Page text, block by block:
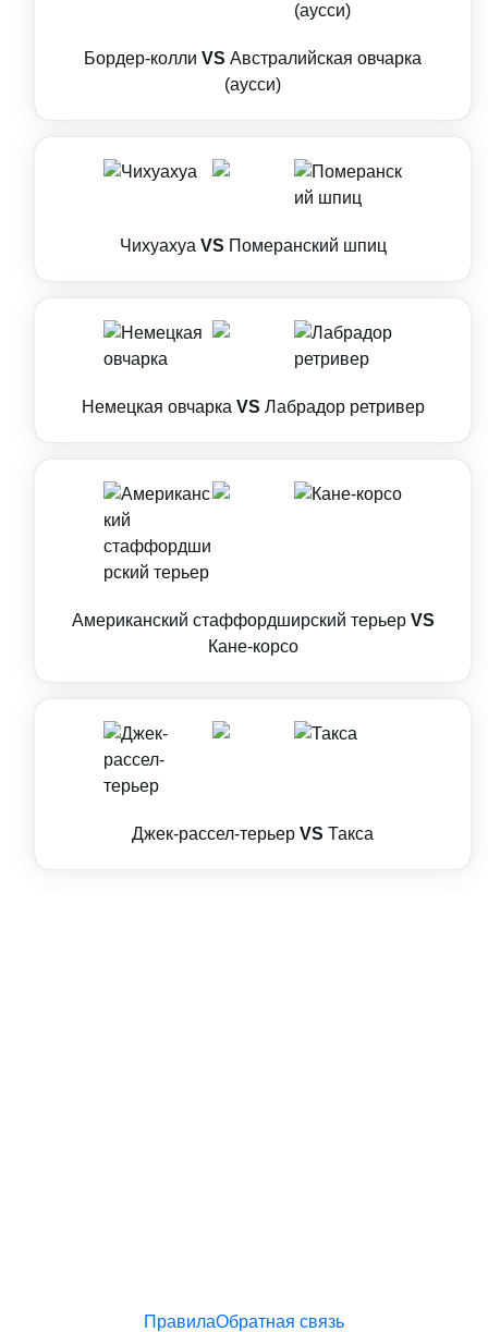
Бордер-колли VS Австралийская овчарка
(аусси)
Чихуахуа VS Померанский шпиц
Немецкая овчарка VS Лабрадор ретривер
Американский стаффордширский терьер VS
Кане-корсо
Джек-рассел-терьер VS Такса
ПравилаОбратная связь